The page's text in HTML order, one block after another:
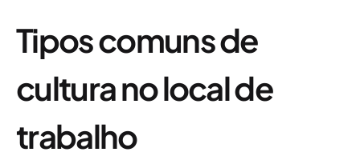
Tipos comuns de
cultura no local de
trabalho